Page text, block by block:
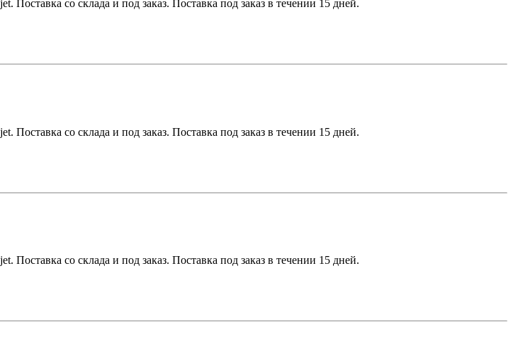
со склада и под заказ. Поставка под заказ в течении 15 дней.
со склада и под заказ. Поставка под заказ в течении 15 дней.
со склада и под заказ. Поставка под заказ в течении 15 дней.